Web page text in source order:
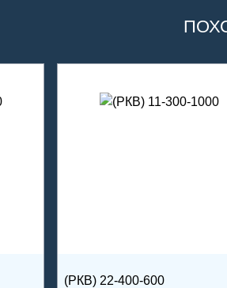
(РКВ) 22-400-600